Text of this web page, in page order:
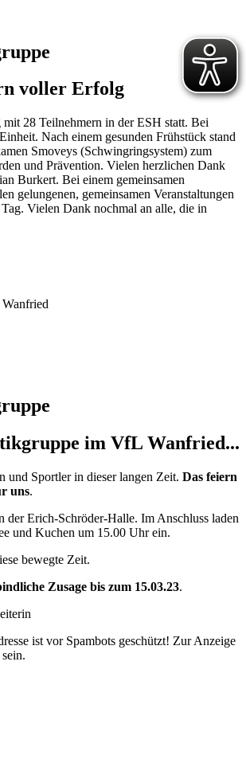
voller Erfolg
28 Teilnehmern in der ESH statt. Bei
Nach einem gesunden Frühstück stand
Smoveys (Schwingringsystem) zum
und Prävention. Vielen herzlichen Dank
Burkert. Bei einem gemeinsamen
gelungenen, gemeinsamen Veranstaltungen
Vielen Dank nochmal an alle, die in
im VfL Wanfried...
und Sportler in dieser langen Zeit. Das feiern
uns.
der Erich-Schröder-Halle. Im Anschluss laden
und Kuchen um 15.00 Uhr ein.
bewegte Zeit.
Zusage bis zum 15.03.23.
ist vor Spambots geschützt! Zur Anzeige